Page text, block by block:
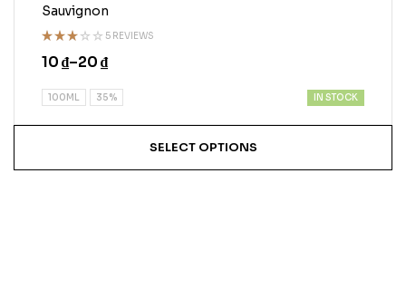
Sauvignon
Rated
3.00
5
5 REVIEWS
10₫–20₫
100ML 35% IN STOCK
SELECT OPTIONS